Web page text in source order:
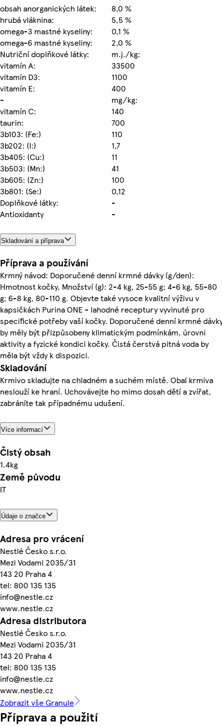
obsah anorganických látek:
8,0 %
hrubá vláknina:
5,5 %
omega-3 mastné kyseliny:
0,1 %
omega-6 mastné kyseliny:
2,0 %
Nutriční doplňkové látky:
m.j./kg:
vitamín A:
33500
vitamín D3:
1100
vitamín E:
400
-
mg/kg:
vitamín C:
140
taurin:
700
3b103: (Fe:)
110
3b202: (I:)
1,7
3b405: (Cu:)
11
3b503: (Mn:)
41
3b605: (Zn:)
100
3b801: (Se:)
0,12
Doplňkové látky:
-
Antioxidanty
-
Skladování a příprava
Příprava a používání
Krmný návod: Doporučené denní krmné dávky (g/den):
Hmotnost kočky, Množství (g): 2-4 kg, 25-55 g; 4-6 kg, 55-80
g; 6-8 kg, 80-110 g. Objevte také vysoce kvalitní výživu v
kapsičkách Purina ONE - lahodné receptury vyvinuté pro
specifické potřeby vaší kočky. Doporučené denní krmné
by měly být přizpůsobeny klimatickým podmínkám, úrovni
aktivity a fyzické kondici kočky. Čistá čerstvá pitná voda by
měla být vždy k dispozici.
Skladování
Krmivo skladujte na chladném a suchém místě. Obal krmiva
neslouží ke hraní. Uchovávejte ho mimo dosah dětí a zvířat,
zabráníte tak případnému udušení.
Více informací
Čistý obsah
1.4kg
Země původu
IT
Údaje o značce
Adresa pro vrácení
Nestlé Česko s.r.o.
Mezi Vodami 2035/31
143 20 Praha 4
tel: 800 135 135
info@nestle.cz
www.nestle.cz
Adresa distributora
Nestlé Česko s.r.o.
Mezi Vodami 2035/31
143 20 Praha 4
tel: 800 135 135
info@nestle.cz
www.nestle.cz
Zobrazit vše Granule
Příprava a použití